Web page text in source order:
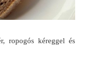
ropogós kéreggel és